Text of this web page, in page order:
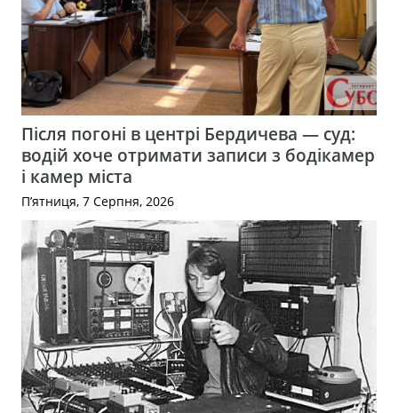
Після погоні в центрі Бердичева — суд:
водій хоче отримати записи з бодікамер
і камер міста
П’ятниця, 7 Серпня, 2026